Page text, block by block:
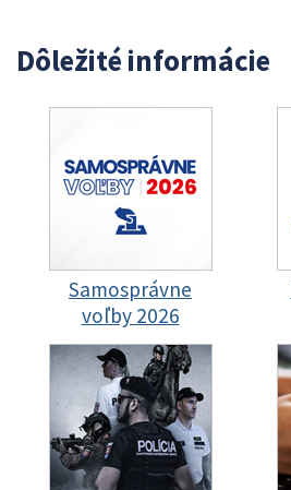
Dôležité informácie
Samosprávne
voľby 2026